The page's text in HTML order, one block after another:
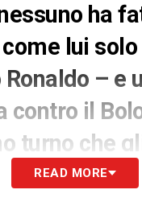
ha
lui
– e
contro il
turno che
READ MORE